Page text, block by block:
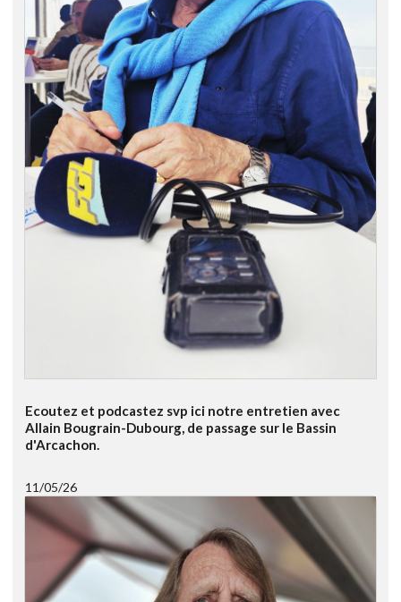
Ecoutez et podcastez svp ici notre entretien avec
Allain Bougrain-Dubourg, de passage sur le Bassin
d'Arcachon.
11/05/26